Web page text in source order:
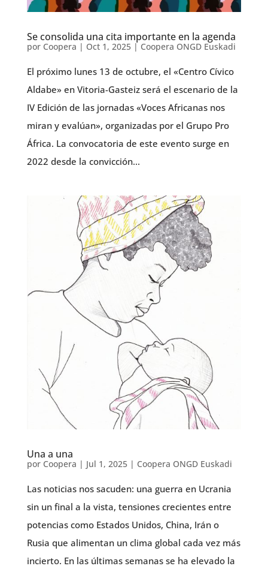
Se consolida una cita importante en la agenda
por Coopera | Oct 1, 2025| Coopera ONGD Euskadi
El próximo lunes 13 de octubre, el «Centro Cívico
Aldabe» en Vitoria-Gasteiz será el escenario de la
IV Edición de las jornadas «Voces Africanas nos
miran y evalúan», organizadas por el Grupo Pro
África. La convocatoria de este evento surge en
2022 desde la convicción...
Una a una
por Coopera | Jul 1, 2025| Coopera ONGD Euskadi
Las noticias nos sacuden: una guerra en Ucrania
sin un final a la vista, tensiones crecientes entre
potencias como Estados Unidos, China, Irán o
Rusia que alimentan un clima global cada vez más
incierto. En las últimas semanas se ha elevado la